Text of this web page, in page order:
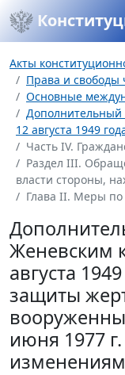
Акты
Права и свободы
Основные
Дополнительный
12 августа 1949
Часть IV.
Раздел III.
власти стороны,
Глава II. Меры по
Женевским
августа
защиты
июня 1977